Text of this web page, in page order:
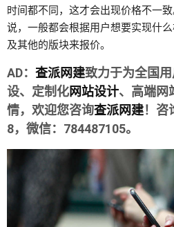
时间都不同，这才会出现价格不一
说，一般都会根据用户想要实现什
及其他的版块来报价。
AD： 查派网建致力于为全国
设、定制化网站设计、高端网
情，欢迎您咨询查派网建！咨
8，微信：784487105。